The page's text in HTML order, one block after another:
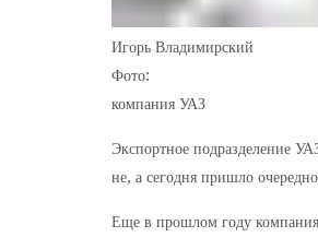
Игорь Владимирский
Фото:
компания УАЗ
Экспортное подразделение
не, а сегодня пришло
Еще в прошлом году